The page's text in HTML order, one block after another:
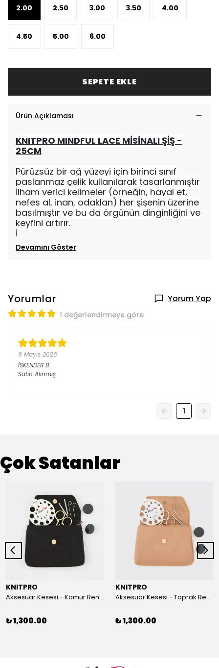
2.00 2.50 3.00 3.50 4.00
4.50 5.00 6.00
SEPETE EKLE
Ürün Açıklaması
KNITPRO MINDFUL LACE MİSİNALI ŞİŞ -
25CM
Pürüzsüz bir ağ yüzeyi için birinci sınıf
paslanmaz çelik kullanılarak tasarlanmıştır
İlham verici kelimeler (örneğin, hayal et,
nefes al, inan, odaklan) her şişenin üzerine
basılmıştır ve bu da örgünün dinginliğini ve
keyfini artırır.
İ
Devamını Göster
Yorumlar Yorum Yap
1 değerlendirmeye göre
9 Mayıs 2026
İSKENDER B.
Satın Alınmış
1
Çok Satanlar
KNITPRO
Aksesuar Kesesi - Kömür Rengi
₺ 1,300.00
KNITPRO
Aksesuar Kesesi - Toprak Rengi
₺ 1,300.00